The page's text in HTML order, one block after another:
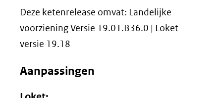
Deze ketenrelease omvat: Landelijke
voorziening Versie 19.01.B36.0 | Loket
versie 19.18
Aanpassingen